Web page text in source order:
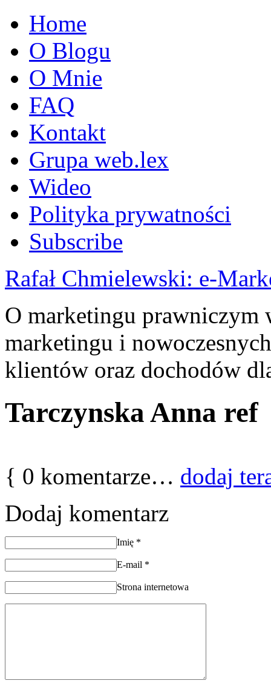
Home
O Blogu
O Mnie
FAQ
Kontakt
Grupa web.lex
Wideo
Polityka prywatności
Subscribe
Rafał Chmielewski: e-
O marketingu prawniczym
marketingu i
klientów oraz dochodów
Tarczynska Anna ref
{ 0 komentarze… dodaj
Dodaj komentarz
Imię *
E-mail *
Strona internetowa